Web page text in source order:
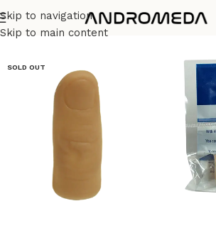
Skip to navigation
Skip to main content
Casa/ Magia
SOLD OUT